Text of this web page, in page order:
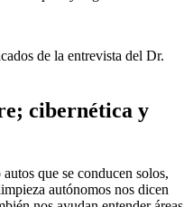
de la entrevista del Dr.
cibernética y
que se conducen solos,
autónomos nos dicen